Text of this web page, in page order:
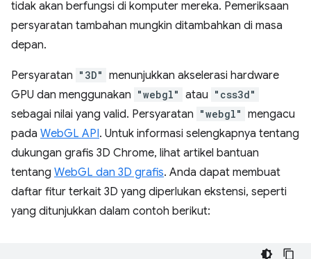
tidak akan berfungsi di komputer mereka. Pemeriksaan
persyaratan tambahan mungkin ditambahkan di masa
depan.
Persyaratan "3D" menunjukkan akselerasi hardware
GPU dan menggunakan "webgl" atau "css3d"
sebagai nilai yang valid. Persyaratan "webgl" mengacu
pada WebGL API. Untuk informasi selengkapnya tentang
dukungan grafis 3D Chrome, lihat artikel bantuan
tentang WebGL dan 3D grafis. Anda dapat membuat
daftar fitur terkait 3D yang diperlukan ekstensi, seperti
yang ditunjukkan dalam contoh berikut: